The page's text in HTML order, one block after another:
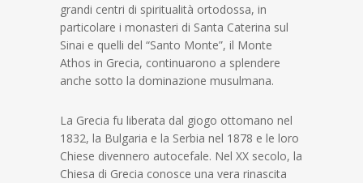
grandi centri di spiritualità ortodossa, in
particolare i monasteri di Santa Caterina sul
Sinai e quelli del “Santo Monte”, il Monte
Athos in Grecia, continuarono a splendere
anche sotto la dominazione musulmana.
La Grecia fu liberata dal giogo ottomano nel
1832, la Bulgaria e la Serbia nel 1878 e le loro
Chiese divennero autocefale. Nel XX secolo, la
Chiesa di Grecia conosce una vera rinascita